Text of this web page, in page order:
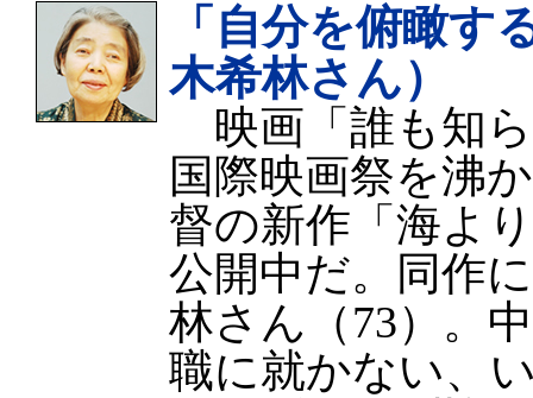
「自分を俯瞰す
木希林さん）
映画「誰も知
国際映画祭を沸
督の新作「海よ
公開中だ。同作
林さん（73）。
職に就かない、